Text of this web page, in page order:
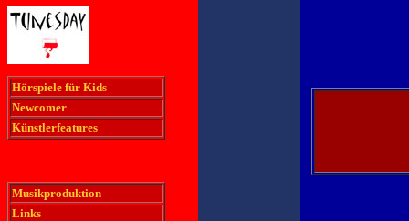
Hörspiele für Kids
Newcomer
Künstlerfeatures
Musikproduktion
Links